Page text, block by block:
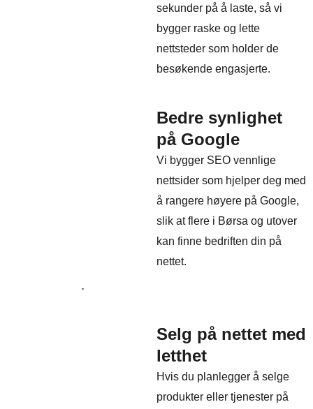
sekunder på å laste, så vi
bygger raske og lette
nettsteder som holder de
besøkende engasjerte.
Bedre synlighet
på Google
Vi bygger SEO vennlige
nettsider som hjelper deg med
å rangere høyere på Google,
slik at flere i Børsa og utover
kan finne bedriften din på
nettet.
Selg på nettet med
letthet
Hvis du planlegger å selge
produkter eller tjenester på